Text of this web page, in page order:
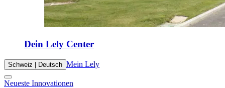
Dein Lely Center
Schweiz | Deutsch Mein Lely
Neueste Innovationen